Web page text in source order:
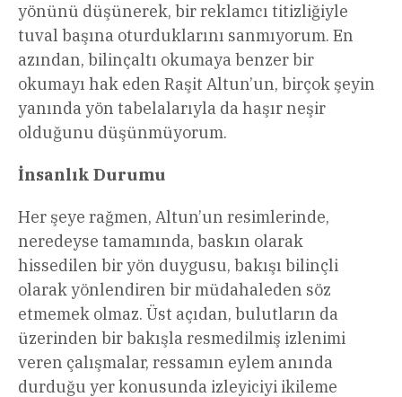
yönünü düşünerek, bir reklamcı titizliğiyle
tuval başına oturduklarını sanmıyorum. En
azından, bilinçaltı okumaya benzer bir
okumayı hak eden Raşit Altun’un, birçok şeyin
yanında yön tabelalarıyla da haşır neşir
olduğunu düşünmüyorum.
İnsanlık Durumu
Her şeye rağmen, Altun’un resimlerinde,
neredeyse tamamında, baskın olarak
hissedilen bir yön duygusu, bakışı bilinçli
olarak yönlendiren bir müdahaleden söz
etmemek olmaz. Üst açıdan, bulutların da
üzerinden bir bakışla resmedilmiş izlenimi
veren çalışmalar, ressamın eylem anında
durduğu yer konusunda izleyiciyi ikileme